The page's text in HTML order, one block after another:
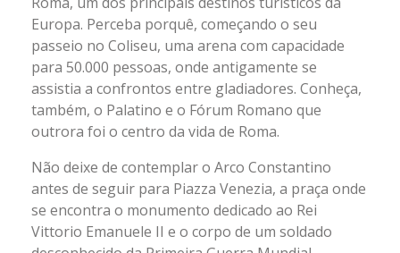
Europa. Perceba porquê, começando o seu
passeio no Coliseu, uma arena com capacidade
para 50.000 pessoas, onde antigamente se
assistia a confrontos entre gladiadores. Conheça,
também, o Palatino e o Fórum Romano que
outrora foi o centro da vida de Roma.
Não deixe de contemplar o Arco Constantino
antes de seguir para Piazza Venezia, a praça onde
se encontra o monumento dedicado ao Rei
Vittorio Emanuele II e o corpo de um soldado